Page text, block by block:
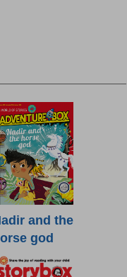
and the
god